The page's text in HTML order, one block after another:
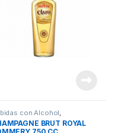
con Alcohol
BRUT ROYAL